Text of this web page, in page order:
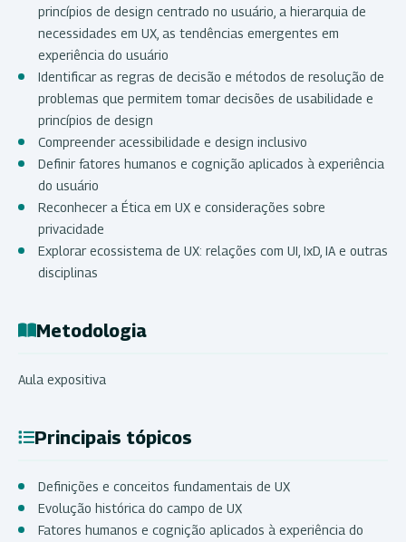
princípios de design centrado no usuário, a hierarquia de
necessidades em UX, as tendências emergentes em
experiência do usuário
Identificar as regras de decisão e métodos de resolução de
problemas que permitem tomar decisões de usabilidade e
princípios de design
Compreender acessibilidade e design inclusivo
Definir fatores humanos e cognição aplicados à experiência
do usuário
Reconhecer a Ética em UX e considerações sobre
privacidade
Explorar ecossistema de UX: relações com UI, IxD, IA e outras
disciplinas
Metodologia
Aula expositiva
Principais tópicos
Definições e conceitos fundamentais de UX
Evolução histórica do campo de UX
Fatores humanos e cognição aplicados à experiência do